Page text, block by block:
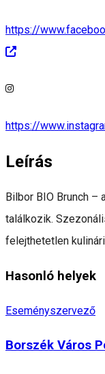
https://
https://
Leírás
Bilbor BIO Brunch –
találkozik.
felejthetetlen
Hasonló helyek
Eseményszervező
Borszék Város